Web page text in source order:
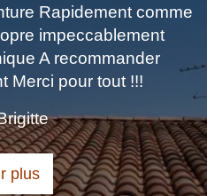
très
pour vos travaux
De Lou
plus